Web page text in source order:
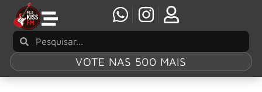
VOTE NAS 500 MAIS